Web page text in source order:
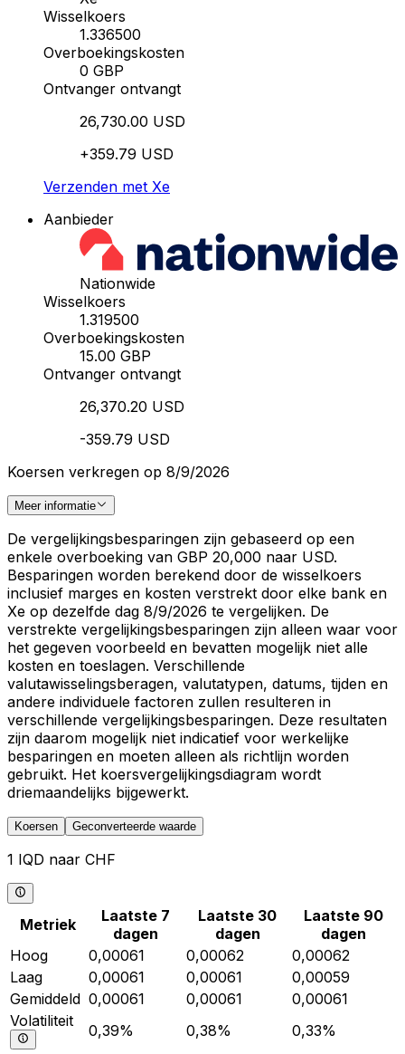
Wisselkoers
1.336500
Overboekingskosten
0 GBP
Ontvanger ontvangt
26,730.00 USD
+359.79 USD
Verzenden met Xe
Aanbieder
Nationwide
Wisselkoers
1.319500
Overboekingskosten
15.00 GBP
Ontvanger ontvangt
26,370.20 USD
-359.79 USD
Koersen verkregen op 8/9/2026
Meer informatie
De vergelijkingsbesparingen zijn gebaseerd op een
enkele overboeking van GBP 20,000 naar USD.
Besparingen worden berekend door de wisselkoers
inclusief marges en kosten verstrekt door elke bank en
Xe op dezelfde dag 8/9/2026 te vergelijken. De
verstrekte vergelijkingsbesparingen zijn alleen waar voor
het gegeven voorbeeld en bevatten mogelijk niet alle
kosten en toeslagen. Verschillende
valutawisselingsberagen, valutatypen, datums, tijden en
andere individuele factoren zullen resulteren in
verschillende vergelijkingsbesparingen. Deze resultaten
zijn daarom mogelijk niet indicatief voor werkelijke
besparingen en moeten alleen als richtlijn worden
gebruikt. Het koersvergelijkingsdiagram wordt
driemaandelijks bijgewerkt.
Koersen Geconverteerde waarde
1 IQD naar CHF
Metriek
Laatste 7
dagen
Laatste 30
dagen
Laatste 90
dagen
Hoog
0,00061 0,00062
0,00062
Laag
0,00061 0,00061
0,00059
Gemiddeld 0,00061 0,00061
0,00061
Volatiliteit
0,39% 0,38% 0,33%